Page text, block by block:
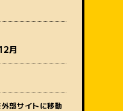
月
部サイトに移動